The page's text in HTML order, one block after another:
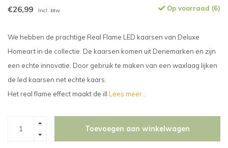
€26,99 Incl. btw Op voorraad (6)
We hebben de prachtige Real Flame LED kaarsen van Deluxe
Homeart in de collectie. De kaarsen komen uit Denemarken en zijn
een echte innovatie. Door gebruik te maken van een waxlaag lijken
de led kaarsen net echte kaars.
Het real flame effect maakt de ill Lees meer..
Toevoegen aan winkelwagen